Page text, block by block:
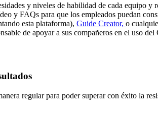
y niveles de habilidad de cada equipo
y FAQs para que los empleados puedan
esta plataforma), Guide Creator, o
de apoyar a sus compañeros en el uso
regular para poder superar con éxito la